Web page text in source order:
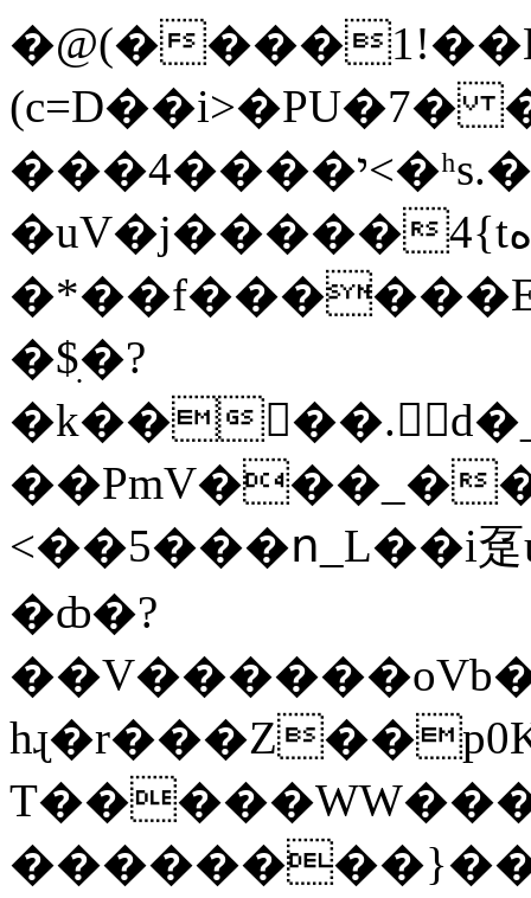
�@(�
���4����י<�ʰs.���6��%��m9�\���1��7
�uV�j�����4{tه��!
�$ׅ�?
�k����.
��PmV���_�
<��5���ո_L��i
�ȸ�?